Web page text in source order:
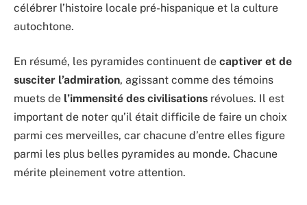
célébrer l’histoire locale pré-hispanique et la culture
autochtone.
En résumé, les pyramides continuent de captiver et de
susciter l’admiration, agissant comme des témoins
muets de l’immensité des civilisations révolues. Il est
important de noter qu’il était difficile de faire un choix
parmi ces merveilles, car chacune d’entre elles figure
parmi les plus belles pyramides au monde. Chacune
mérite pleinement votre attention.